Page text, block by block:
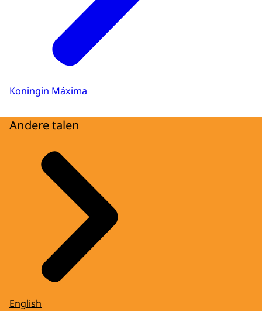
Koningin Máxima
Andere talen
English